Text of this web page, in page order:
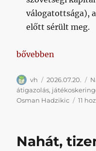
válogatottsága),
előtt sérült meg.
„Kapus, Kisvárda,
bővebben
Szerző
vh Közzétéve
2026.07.20.
átigazolás,
Osman Hadzikic
11
Nahát,